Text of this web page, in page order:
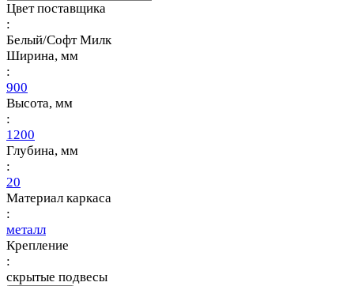
Цвет поставщика
:
Белый/Софт Милк
Ширина, мм
:
900
Высота, мм
:
1200
Глубина, мм
:
20
Материал каркаса
:
металл
Крепление
:
скрытые подвесы